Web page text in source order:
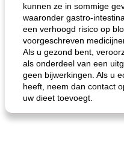
kunnen ze in sommige
waaronder gastro-
een verhoogd risico op
voorgeschreven
Als u gezond bent,
als onderdeel van een
geen bijwerkingen. Als u
heeft, neem dan contact
uw dieet toevoegt.